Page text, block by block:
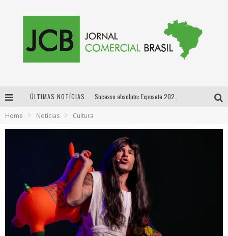
ÚLTIMAS NOTÍCIAS
Home Notícias Cultura